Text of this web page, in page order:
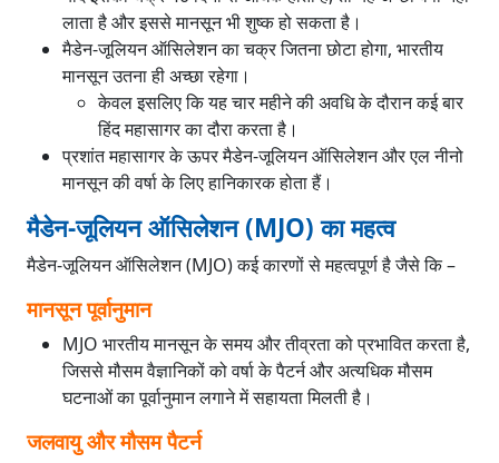
लाता है और इससे मानसून भी शुष्क हो सकता है।
मैडेन-जूलियन ऑसिलेशन का चक्र जितना छोटा होगा, भारतीय
मानसून उतना ही अच्छा रहेगा।
केवल इसलिए कि यह चार महीने की अवधि के दौरान कई बार
हिंद महासागर का दौरा करता है।
प्रशांत महासागर के ऊपर मैडेन-जूलियन ऑसिलेशन और एल नीनो
मानसून की वर्षा के लिए हानिकारक होता हैं।
मैडेन-जूलियन ऑसिलेशन (MJO) का महत्व
मैडेन-जूलियन ऑसिलेशन (MJO) कई कारणों से महत्वपूर्ण है जैसे कि –
मानसून पूर्वानुमान
MJO भारतीय मानसून के समय और तीव्रता को प्रभावित करता है,
जिससे मौसम वैज्ञानिकों को वर्षा के पैटर्न और अत्यधिक मौसम
घटनाओं का पूर्वानुमान लगाने में सहायता मिलती है।
जलवायु और मौसम पैटर्न